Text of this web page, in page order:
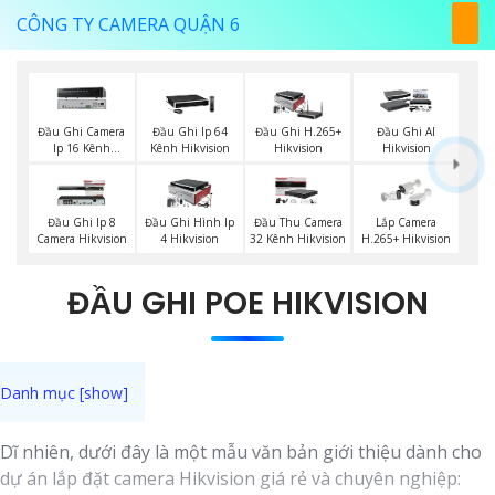
CÔNG TY CAMERA QUẬN 6
Đầu Ghi Camera
Ip 16 Kênh
Đầu Ghi Ip 64
Kênh Hikvision
Đầu Ghi H.265+
Hikvision
Đầu Ghi AI
Hikvision
Đầu Ghi Ip 8
Camera Hikvision
Đầu Ghi Hình Ip
4 Hikvision
Đầu Thu Camera
32 Kênh Hikvision
Lắp Camera
H.265+ Hikvision
ĐẦU GHI POE HIKVISION
Dĩ nhiên, dưới đây là một mẫu văn bản giới thiệu dành cho
dự án lắp đặt camera Hikvision giá rẻ và chuyên nghiệp: